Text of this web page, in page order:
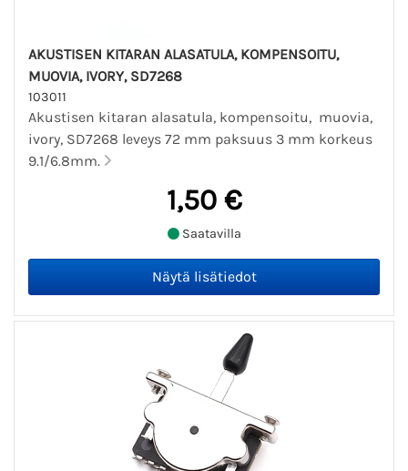
AKUSTISEN KITARAN ALASATULA, KOMPENSOITU,
MUOVIA, IVORY, SD7268
103011
Akustisen kitaran alasatula, kompensoitu, muovia,
ivory, SD7268 leveys 72 mm paksuus 3 mm korkeus
9.1/6.8mm.
1,50 €
Saatavilla